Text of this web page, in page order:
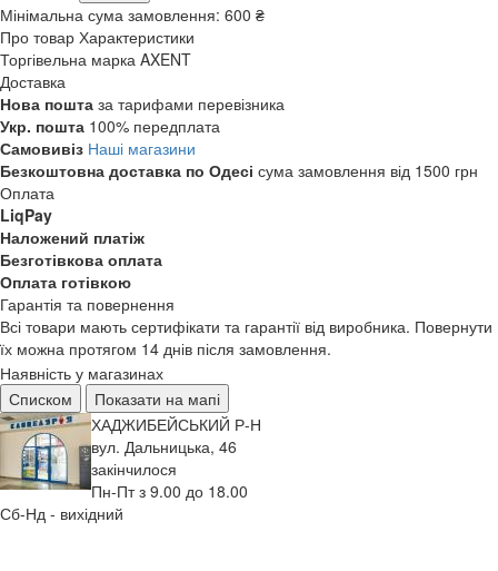
Мінімальна сума замовлення: 600 ₴
Про товар Характеристики
Торгівельна марка AXENT
Доставка
Нова пошта за тарифами перевізника
Укр. пошта 100% передплата
Самовивіз Наші магазини
Безкоштовна доставка по Одесі сума замовлення від 1500 грн
Оплата
LiqPay
Наложений платіж
Безготівкова оплата
Оплата готівкою
Гарантія та повернення
Всі товари мають сертифікати та гарантії від виробника. Повернути
їх можна протягом 14 днів після замовлення.
Наявність у магазинах
Списком
Показати на мапі
ХАДЖИБЕЙСЬКИЙ Р-Н
вул. Дальницька, 46
закінчилося
Пн-Пт з 9.00 до 18.00
Сб-Нд - вихідний